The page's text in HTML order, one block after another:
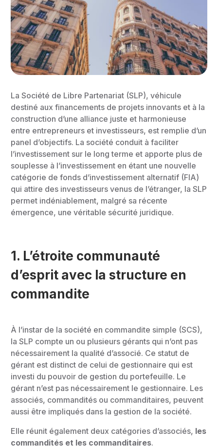
La Société de Libre Partenariat (SLP), véhicule
destiné aux financements de projets innovants et à la
construction d’une alliance juste et harmonieuse
entre entrepreneurs et investisseurs, est remplie d’un
panel d’objectifs. La société conduit à faciliter
l’investissement sur le long terme et apporte plus de
souplesse à l’investissement en étant une nouvelle
catégorie de fonds d’investissement alternatif (FIA)
qui attire des investisseurs venus de l’étranger, la SLP
permet indéniablement, malgré sa récente
émergence, une véritable sécurité juridique.
1. L’étroite communauté
d’esprit avec la structure en
commandite
À l’instar de la société en commandite simple (SCS),
la SLP compte un ou plusieurs gérants qui n’ont pas
nécessairement la qualité d’associé. Ce statut de
gérant est distinct de celui de gestionnaire qui est
investi du pouvoir de gestion du portefeuille. Le
gérant n’est pas nécessairement le gestionnaire. Les
associés, commandités ou commanditaires, peuvent
aussi être impliqués dans la gestion de la société.
Elle réunit également deux catégories d’associés, les
commandités et les commanditaires.